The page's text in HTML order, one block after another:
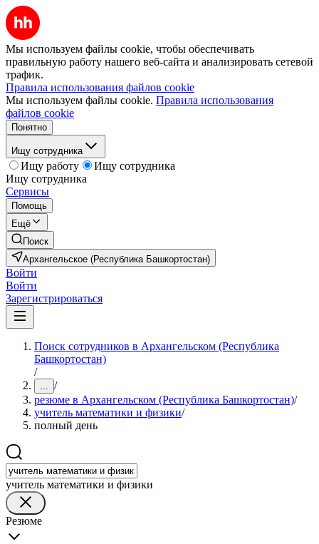
Мы используем файлы cookie, чтобы обеспечивать
правильную работу нашего веб-сайта и анализировать сетевой
трафик.
Правила использования файлов cookie
Мы используем файлы cookie. Правила использования
файлов cookie
Понятно
Ищу сотрудника
Ищу работу
Ищу сотрудника
Ищу сотрудника
Сервисы
Помощь
Ещё
Поиск
Архангельское (Республика Башкортостан)
Войти
Войти
Зарегистрироваться
Поиск сотрудников в Архангельском (Республика
Башкортостан)
/
... /
резюме в Архангельском (Республика Башкортостан)/
учитель математики и физики/
полный день
учитель математики и физики
Резюме